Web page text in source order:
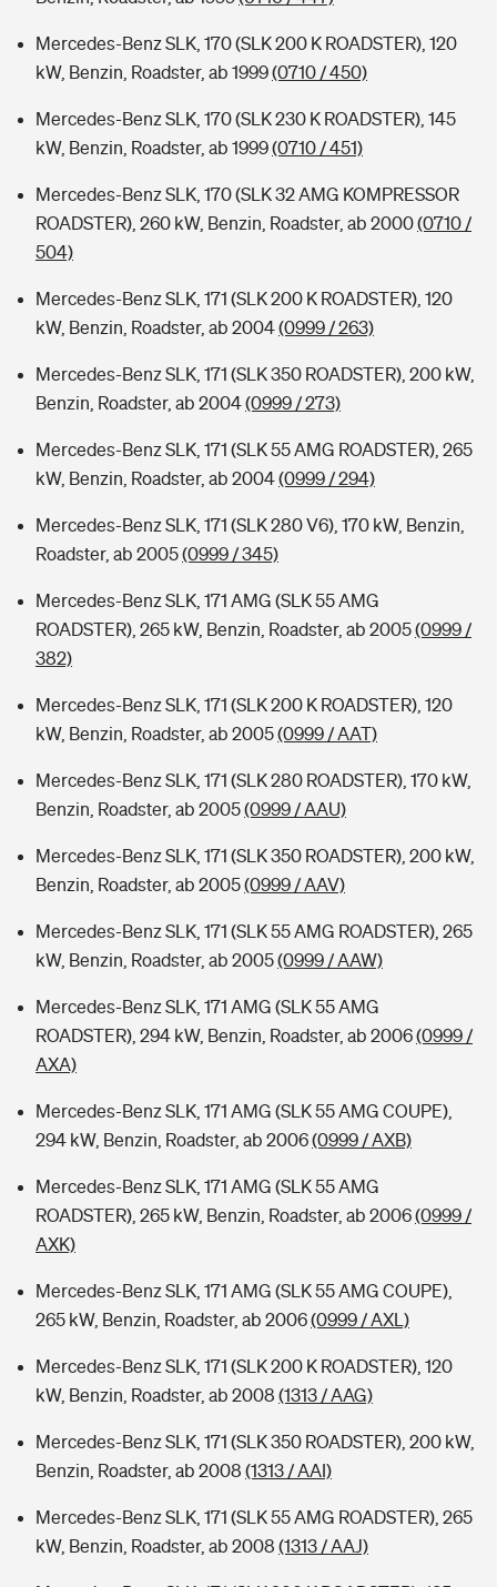
Sie haben Fragen?
Mercedes-Benz SLK, 170 (SLK 200 K ROADSTER), 120
kW, Benzin, Roadster, ab 1999(0710 / 450)
Mercedes-Benz SLK, 170 (SLK 230 K ROADSTER), 145
kW, Benzin, Roadster, ab 1999(0710 / 451)
Mercedes-Benz SLK, 170 (SLK 32 AMG KOMPRESSOR
ROADSTER), 260 kW, Benzin, Roadster, ab 2000(0710 /
504)
Mercedes-Benz SLK, 171 (SLK 200 K ROADSTER), 120
kW, Benzin, Roadster, ab 2004(0999 / 263)
Mercedes-Benz SLK, 171 (SLK 350 ROADSTER), 200 kW,
Benzin, Roadster, ab 2004(0999 / 273)
Mercedes-Benz SLK, 171 (SLK 55 AMG ROADSTER), 265
kW, Benzin, Roadster, ab 2004(0999 / 294)
Mercedes-Benz SLK, 171 (SLK 280 V6), 170 kW, Benzin,
Roadster, ab 2005(0999 / 345)
Mercedes-Benz SLK, 171 AMG (SLK 55 AMG
ROADSTER), 265 kW, Benzin, Roadster, ab 2005(0999 /
382)
Mercedes-Benz SLK, 171 (SLK 200 K ROADSTER), 120
kW, Benzin, Roadster, ab 2005(0999 / AAT)
Mercedes-Benz SLK, 171 (SLK 280 ROADSTER), 170 kW,
Benzin, Roadster, ab 2005(0999 / AAU)
Mercedes-Benz SLK, 171 (SLK 350 ROADSTER), 200 kW,
Benzin, Roadster, ab 2005(0999 / AAV)
Mercedes-Benz SLK, 171 (SLK 55 AMG ROADSTER), 265
kW, Benzin, Roadster, ab 2005(0999 / AAW)
Mercedes-Benz SLK, 171 AMG (SLK 55 AMG
ROADSTER), 294 kW, Benzin, Roadster, ab 2006(0999 /
AXA)
Mercedes-Benz SLK, 171 AMG (SLK 55 AMG COUPE),
294 kW, Benzin, Roadster, ab 2006(0999 / AXB)
Mercedes-Benz SLK, 171 AMG (SLK 55 AMG
ROADSTER), 265 kW, Benzin, Roadster, ab 2006(0999 /
AXK)
Mercedes-Benz SLK, 171 AMG (SLK 55 AMG COUPE),
265 kW, Benzin, Roadster, ab 2006(0999 / AXL)
Mercedes-Benz SLK, 171 (SLK 200 K ROADSTER), 120
kW, Benzin, Roadster, ab 2008 (1313 / AAG)
Mercedes-Benz SLK, 171 (SLK 350 ROADSTER), 200 kW,
Benzin, Roadster, ab 2008 (1313 / AAI)
Mercedes-Benz SLK, 171 (SLK 55 AMG ROADSTER), 265
kW, Benzin, Roadster, ab 2008 (1313 / AAJ)